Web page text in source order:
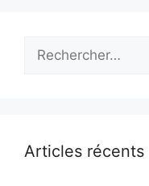
Articles récents